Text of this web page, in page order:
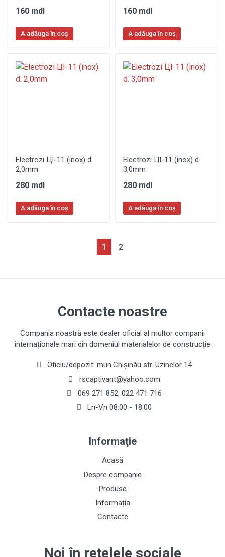
160 mdl
A adăuga în coș
160 mdl
A adăuga în coș
Electrozi Цl-11 (inox) d.
2,0mm
280 mdl
A adăuga în coș
Electrozi Цl-11 (inox) d.
3,0mm
280 mdl
A adăuga în coș
1 (current)
2
Contacte noastre
Compania noastră este dealer oficial al multor companii
internaționale mari din domeniul materialelor de construcție
Oficiu/depozit: mun.Chișinău str. Uzinelor 14
rscaptivant@yahoo.com
069 271 852, 022 471 716
Ln-Vn 08:00 - 18:00
Informaţie
Acasă
Despre companie
Produse
Informația
Contacte
Noi în rețelele sociale